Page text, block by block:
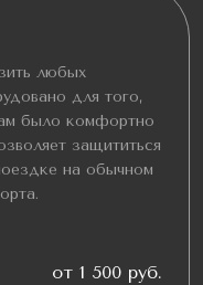
любых
для того,
было комфортно
защититься
на обычном
от 1 500 руб.